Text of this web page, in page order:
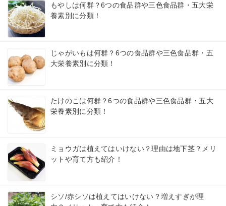
もやしは何群？6つの食品群や三色食品群・五大栄
養素別に分類！
じゃがいもは何群？6つの食品群や三色食品群・五
大栄養素別に分類！
たけのこは何群？6つの食品群や三色食品群・五大
栄養素別に分類！
ミョウガは植えてはいけない？理由は地下茎？メリ
ットや育て方も紹介！
シソ/赤シソは植えてはいけない？増えすぎが理